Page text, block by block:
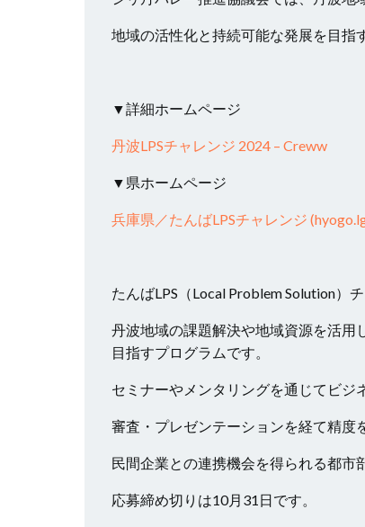
地域の活性化と持続可能な発展を目指
▼詳細ホームページ
丹波LPSチャレンジ 2024 – Creww
▼県ホームページ
兵庫県／たんばLPSチャレンジ
たんばLPS（Local Problem Solution）チ
丹波地域の課題解決や地域資源を活用
目指すプログラムです。
セミナーやメンタリングを通じてビジ
審査・プレゼンテーションを経て精度
民間企業との連携機会を得られる都市
応募締め切りは10月31日です。